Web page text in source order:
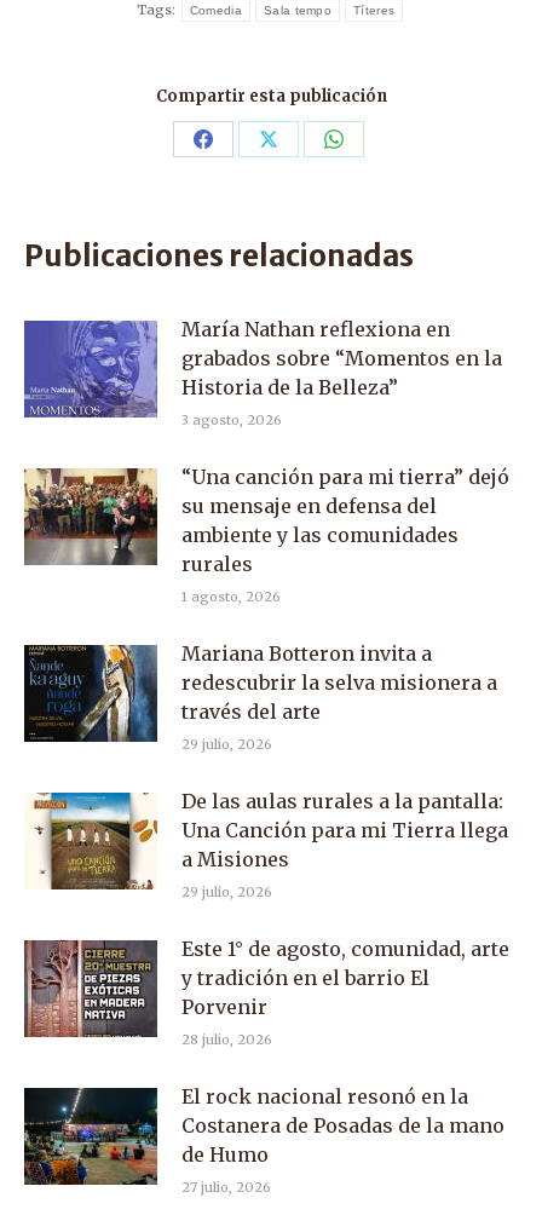
Tags: Comedia Sala tempo Títeres
Compartir esta publicación
Share Share Share
Publicaciones relacionadas
María Nathan reflexiona en
grabados sobre “Momentos en la
Historia de la Belleza”
3 agosto, 2026
“Una canción para mi tierra” dejó
su mensaje en defensa del
ambiente y las comunidades
rurales
1 agosto, 2026
Mariana Botteron invita a
redescubrir la selva misionera a
través del arte
29 julio, 2026
De las aulas rurales a la pantalla:
Una Canción para mi Tierra llega
a Misiones
29 julio, 2026
Este 1° de agosto, comunidad, arte
y tradición en el barrio El
Porvenir
28 julio, 2026
El rock nacional resonó en la
Costanera de Posadas de la mano
de Humo
27 julio, 2026